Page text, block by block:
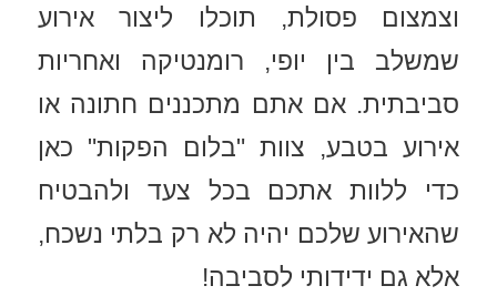
וצמצום פסולת, תוכלו ליצור אירוע
שמשלב בין יופי, רומנטיקה ואחריות
סביבתית. אם אתם מתכננים חתונה או
אירוע בטבע, צוות "בלום הפקות" כאן
כדי ללוות אתכם בכל צעד ולהבטיח
שהאירוע שלכם יהיה לא רק בלתי נשכח,
אלא גם ידידותי לסביבה!